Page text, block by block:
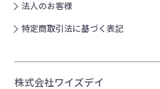
法人のお客様
特定商取引法に基づく表記
株式会社ワイズデイ